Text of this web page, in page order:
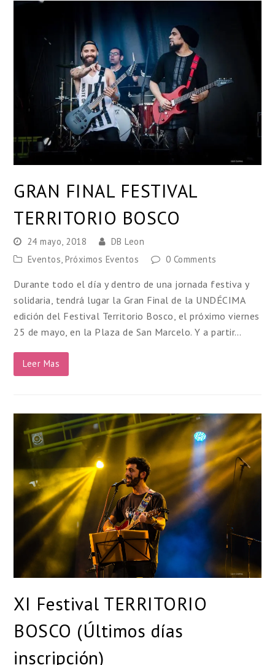
GRAN FINAL FESTIVAL
TERRITORIO BOSCO
24 mayo, 2018
DB Leon
Eventos,Próximos Eventos 0 Comments
Durante todo el día y dentro de una jornada festiva y
solidaria, tendrá lugar la Gran Final de la UNDÉCIMA
edición del Festival Territorio Bosco, el próximo viernes
25 de mayo, en la Plaza de San Marcelo. Y a partir…
Leer Mas
XI Festival TERRITORIO
BOSCO (Últimos días
inscripción)